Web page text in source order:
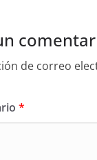
de correo
*